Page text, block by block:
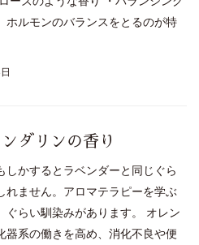
ホルモンのバランスをとるのが特
ダリンの香り
しかするとラベンダーと同じぐら
れません。アロマテラピーを学ぶ
ぐらい馴染みがあります。 オレン
器系の働きを高め、消化不良や便